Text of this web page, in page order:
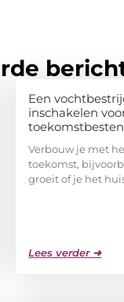
Een
inschakelen
Verbouw je met
toekomst,
groeit of je het
Lees verder ➜